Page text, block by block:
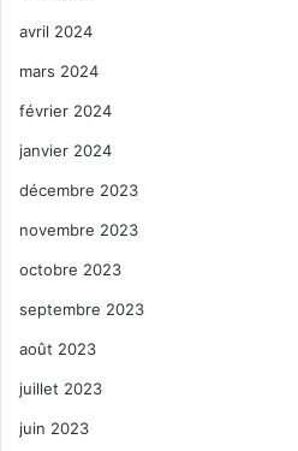
avril 2024
mars 2024
février 2024
janvier 2024
décembre 2023
novembre 2023
octobre 2023
septembre 2023
août 2023
juillet 2023
juin 2023